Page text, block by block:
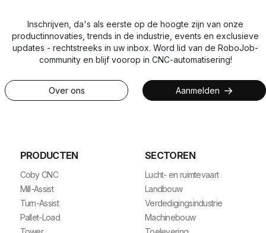
Inschrijven, da's als eerste op de hoogte zijn van onze
productinnovaties, trends in de industrie, events en exclusieve
updates - rechtstreeks in uw inbox. Word lid van de RoboJob-
community en blijf voorop in CNC-automatisering!
Over ons Aanmelden
PRODUCTEN
Coby CNC
Mill-Assist
Turn-Assist
Pallet-Load
SECTOREN
Lucht- en ruimtevaart
Landbouw
Verdedigingsindustrie
Machinebouw